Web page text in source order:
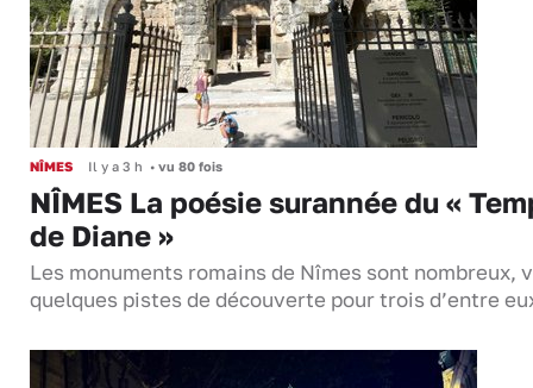
NÎMES Il y a 3 h • vu 80 fois
NÎMES La poésie surannée du «
de Diane »
Les monuments romains de Nîmes sont nombreux,
quelques pistes de découverte pour trois d’entre